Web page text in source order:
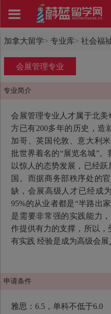
加拿大留学> 专业库> 社会福
会展管理专业
专业简介
会展管理专业人才属于北
方已有200多年的历史，造
加哥、英国伦敦、意大利
批世界着名的“展览名城”
以惊人的态势发展，已经
国。而据商务部秩序处的
缺，会展高级人才已经成
95%的从业者都是“半路出
是需要非常强的实践能力
作提供有力的支撑，所以
有实践 经验是成为高级会展
申请条件
雅思：6.5，单科不低于6.0